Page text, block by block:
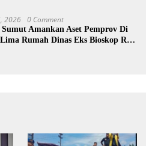
2026 0 Comment
Amankan Aset Pemprov Di
Rumah Dinas Eks Bioskop Ria